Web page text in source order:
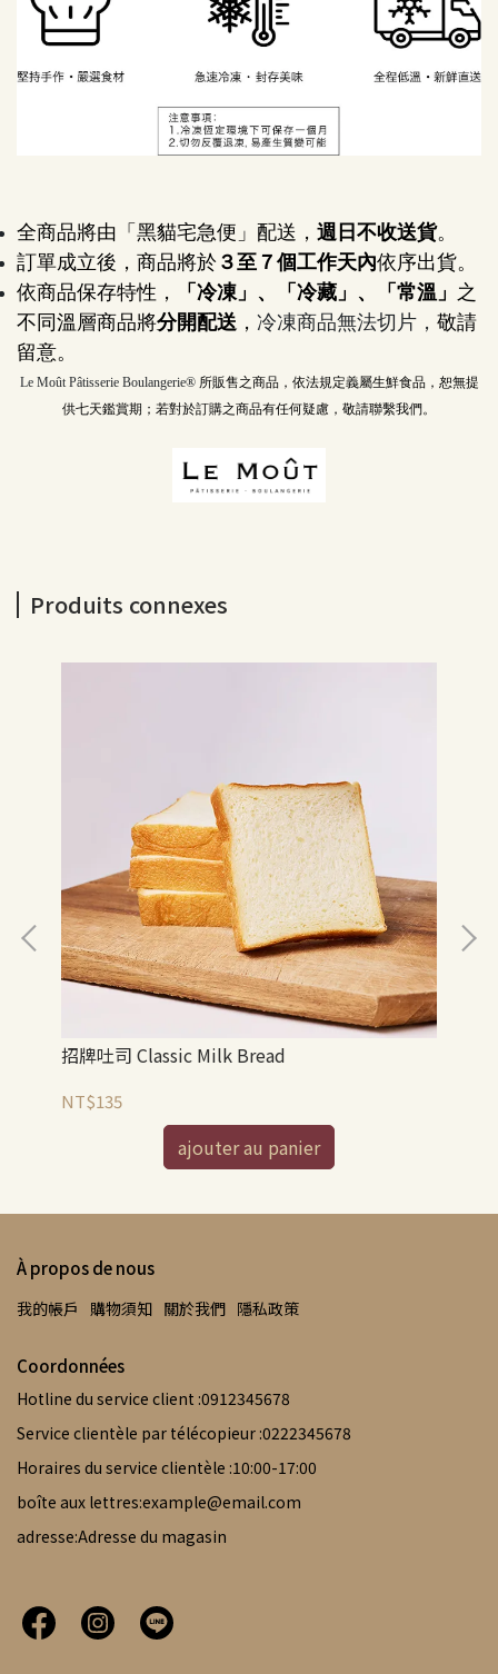
全商品將由「黑貓宅急便」配送， 週日不收送貨。
訂單成立後，商品將於 ３至７個工作天內依序出貨。
依商品保存特性，
「冷凍」、「冷藏」、「常溫」 之
不同溫層商品將分開配送 ， 冷凍商品無法切片， 敬請
留意。
Le Moût Pâtisserie Boulangerie® 所販售之商品，依法規定義屬生鮮食品，恕無提
供七天鑑賞期；若對於訂購之商品有任何疑慮，敬請聯繫我們。
Produits connexes
招牌吐司 Classic Milk Bread
NT$135
ajouter au panier
À propos de nous
我的帳戶 購物須知 關於我們 隱私政策
Coordonnées
Hotline du service client :0912345678
Service clientèle par télécopieur :0222345678
Horaires du service clientèle :10:00-17:00
boîte aux lettres:example@email.com
adresse:Adresse du magasin